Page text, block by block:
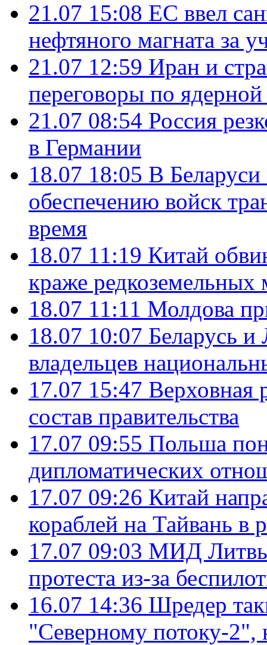
21.07 15:08 ЕС ввел
нефтяного магната за
21.07 12:59 Иран и
переговоры по
21.07 08:54 Россия
в Германии
18.07 18:05 В
обеспечению войск
время
18.07 11:19 Китай
краже редкоземельных
18.07 11:11 Молдова
18.07 10:07 Беларусь
владельцев
17.07 15:47 Верховная
состав правительства
17.07 09:55 Польша
дипломатических
17.07 09:26 Китай
кораблей на Тайвань в
17.07 09:03 МИД Литвы
протеста из-за
16.07 14:36 Шредер
"Северному потоку-2",